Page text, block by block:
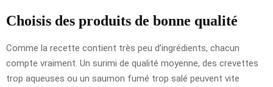
Choisis des produits de bonne qualité
Comme la recette contient très peu d’ingrédients, chacun
compte vraiment. Un surimi de qualité moyenne, des crevettes
trop aqueuses ou un saumon fumé trop salé peuvent vite